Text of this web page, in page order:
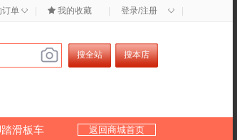
单 ◇ 我的收藏 登录/注册 ◇
搜全站 搜本店
滑板车 返回商城首页